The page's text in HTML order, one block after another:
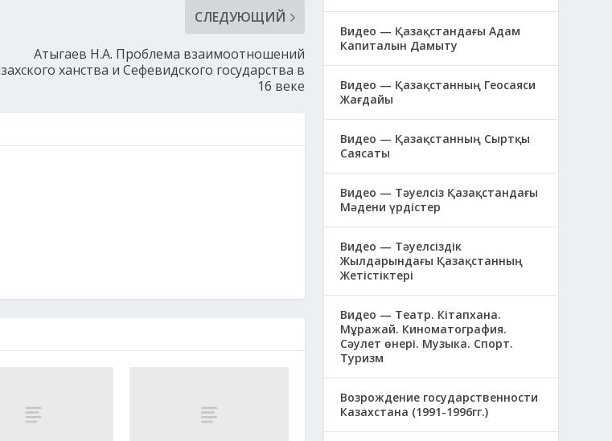
СЛЕДУЮЩИЙ
Атыгаев Н.А. Проблема взаимоотношений
ханства и Сефевидского государства в
16 веке
Видео — Қазақстандағы Адам
Капиталын Дамыту
Видео — Қазақстанның Геосаяси
Жағдайы
Видео — Қазақстанның Сыртқы
Саясаты
Видео — Тәуелсіз Қазақстандағы
Мәдени үрдістер
Видео — Тәуелсіздік
Жылдарындағы Қазақстанның
Жетістіктері
Видео — Театр. Кітапхана.
Мұражай. Киноматография.
Сәулет өнері. Музыка. Спорт.
Туризм
Возрождение государственности
Казахстана (1991-1996гг.)